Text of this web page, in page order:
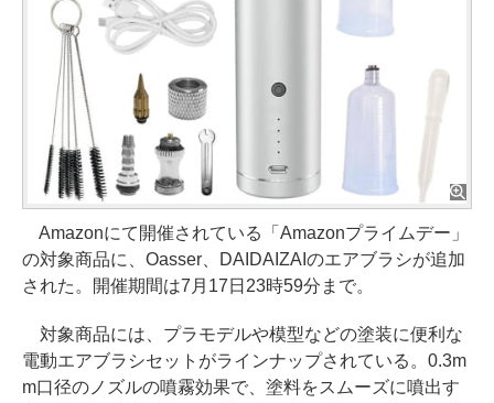
Amazonにて開催されている「Amazonプライムデー」
の対象商品に、Oasser、DAIDAIZAIのエアブラシが追加
された。開催期間は7月17日23時59分まで。
対象商品には、プラモデルや模型などの塗装に便利な
電動エアブラシセットがラインナップされている。0.3m
m口径のノズルの噴霧効果で、塗料をスムーズに噴出す